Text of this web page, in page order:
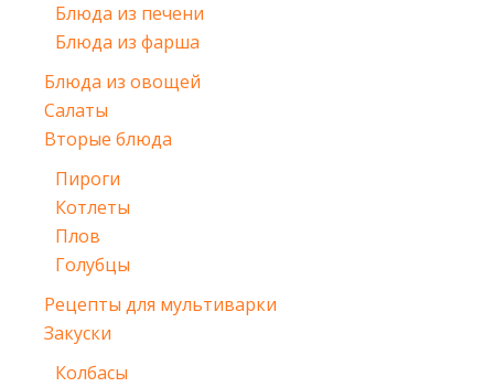
Блюда из печени
Блюда из фарша
Блюда из овощей
Салаты
Вторые блюда
Пироги
Котлеты
Плов
Голубцы
Рецепты для мультиварки
Закуски
Колбасы